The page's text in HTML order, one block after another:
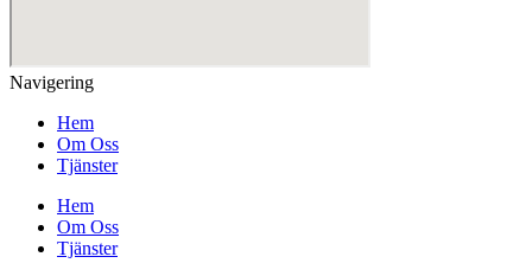
Navigering
Hem
Om Oss
Tjänster
Hem
Om Oss
Tjänster